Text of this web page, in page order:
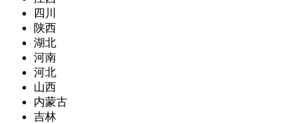
四川
陕西
湖北
河南
河北
山西
内蒙古
吉林